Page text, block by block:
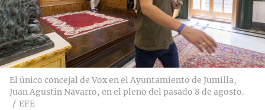
El único concejal de Vox en el Ayuntamiento de Jumilla,
Juan Agustín Navarro, en el pleno del pasado 8 de agosto.
EFE